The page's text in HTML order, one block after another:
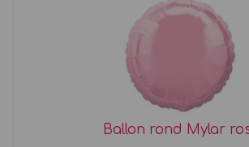
Ballon rond Mylar